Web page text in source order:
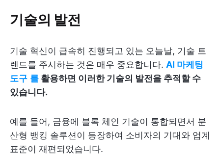
기술의 발전
기술 혁신이 급속히 진행되고 있는 오늘날, 기술 트
렌드를 주시하는 것은 매우 중요합니다. AI 마케팅
도구 를 활용하면 이러한 기술의 발전을 추적할 수
있습니다.
예를 들어, 금융에 블록 체인 기술이 통합되면서 분
산형 뱅킹 솔루션이 등장하여 소비자의 기대와 업계
표준이 재편되었습니다.